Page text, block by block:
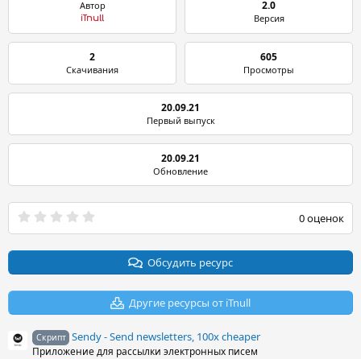
Автор
iTnull
2.0
Версия
2
Скачивания
605
Просмотры
20.09.21
Первый выпуск
20.09.21
Обновление
0
0
в
з
0 оценок
Обсудить ресурс
Другие ресурсы от iTnull
Скрипт Sendy - Send newsletters, 100x cheaper
Приложение для рассылки электронных писем